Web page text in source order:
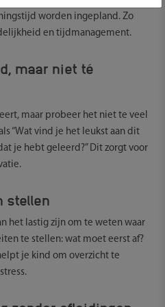
worden ingepland. Zo
en tijdmanagement.
maar niet té
maar probeer het niet te veel
“Wat vind je het leukst aan dit
je hebt geleerd?” Dit zorgt voor
stellen
het lastig zijn om te weten waar
te stellen: wat moet eerst af?
je kind om overzicht te